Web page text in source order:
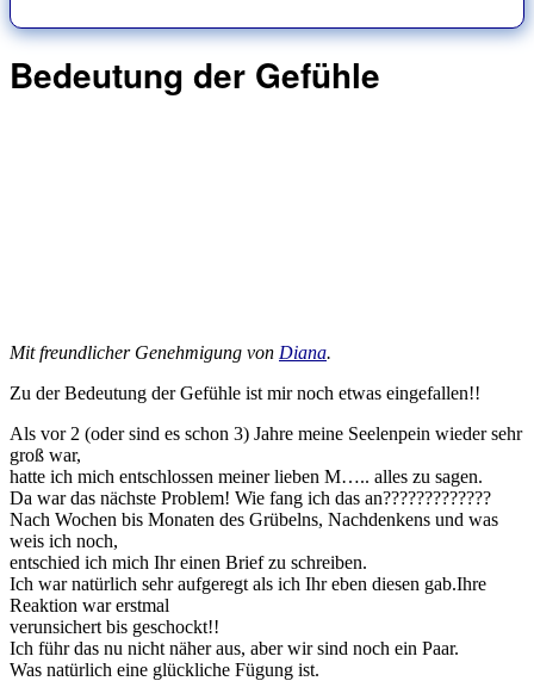
Bedeutung der Gefühle
Mit freundlicher Genehmigung von Diana.
Zu der Bedeutung der Gefühle ist mir noch etwas eingefallen!!
Als vor 2 (oder sind es schon 3) Jahre meine Seelenpein wieder sehr
groß war,
hatte ich mich entschlossen meiner lieben M….. alles zu sagen.
Da war das nächste Problem! Wie fang ich das an?????????????
Nach Wochen bis Monaten des Grübelns, Nachdenkens und was
weis ich noch,
entschied ich mich Ihr einen Brief zu schreiben.
Ich war natürlich sehr aufgeregt als ich Ihr eben diesen gab.Ihre
Reaktion war erstmal
verunsichert bis geschockt!!
Ich führ das nu nicht näher aus, aber wir sind noch ein Paar.
Was natürlich eine glückliche Fügung ist.